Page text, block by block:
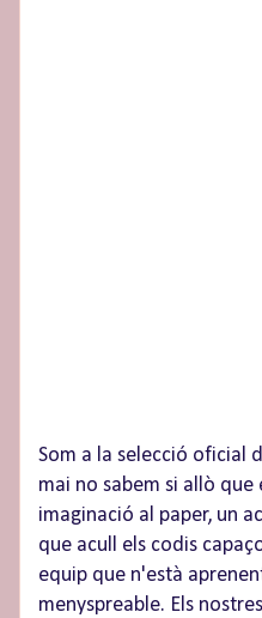
Som a la selecció oficial
mai no sabem si allò
imaginació al paper, un
que acull els codis
equip que n'està
menyspreable. Els